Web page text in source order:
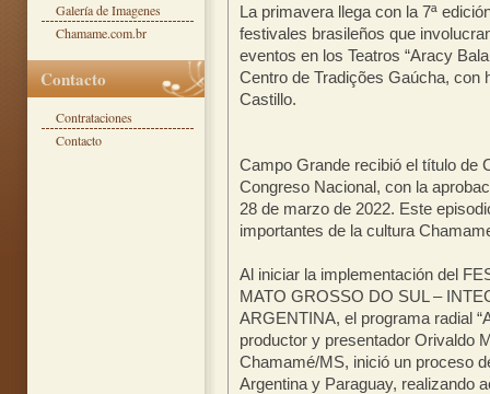
La primavera llega con la 7ª
festivales brasileños que
eventos en los Teatros “Aracy
Centro de Tradições Gaúcha, con
Castillo.
Campo Grande recibió el título de
Congreso Nacional, con la
28 de marzo de 2022. Este
importantes de la cultura
Al iniciar la implementación del
MATO GROSSO DO SUL –
ARGENTINA, el programa radial
productor y presentador Orivaldo
Chamamé/MS, inició un proceso
Argentina y Paraguay, realizando
Galería de Imagenes
Chamame.com.br
Contacto
Contrataciones
Contacto